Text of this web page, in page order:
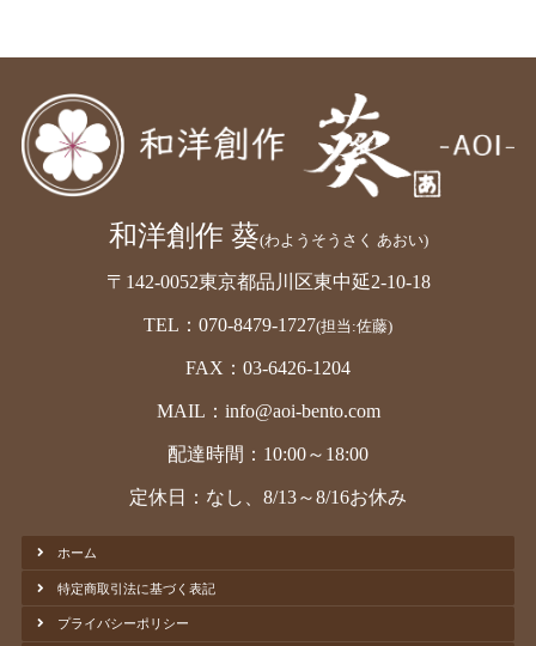
和洋創作 葵(わようそうさく あおい)
〒142-0052東京都品川区東中延2-10-18
TEL：070-8479-1727(担当:佐藤)
FAX：03-6426-1204
MAIL：info@aoi-bento.com
配達時間：10:00～18:00
定休日：なし、8/13～8/16お休み
ホーム
特定商取引法に基づく表記
プライバシーポリシー